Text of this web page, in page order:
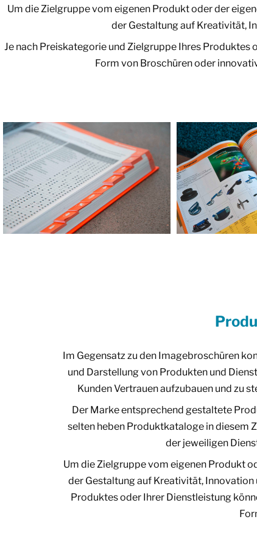
Um die Zielgruppe vom eigenen Produkt oder der
der Gestaltung auf Kreativität,
Je nach Preiskategorie und Zielgruppe Ihres
Form von Broschüren oder
Im Gegensatz zu den Imagebroschüren
und Darstellung von Produkten und
Kunden Vertrauen aufzubauen und zu
Der Marke entsprechend gestaltete
selten heben Produktkataloge in diesem
der jeweiligen
Um die Zielgruppe vom eigenen Produkt
der Gestaltung auf Kreativität, Innovation
Produktes oder Ihrer Dienstleistung